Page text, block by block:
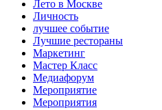
Лето в Москве
Личность
лучшее событие
Лучшие рестораны
Маркетинг
Мастер Класс
Медиафорум
Мероприятие
Мероприятия